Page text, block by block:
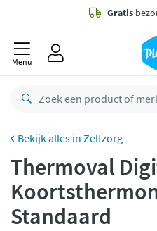
Gratis
Betaal
Menu
Zelfzorg
Thermoval
Standaard